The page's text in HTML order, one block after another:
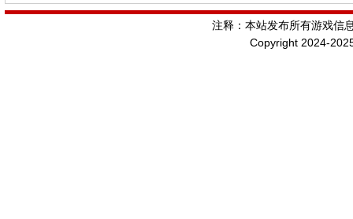
注释：本站发布所有游戏信
Copyright 2024-